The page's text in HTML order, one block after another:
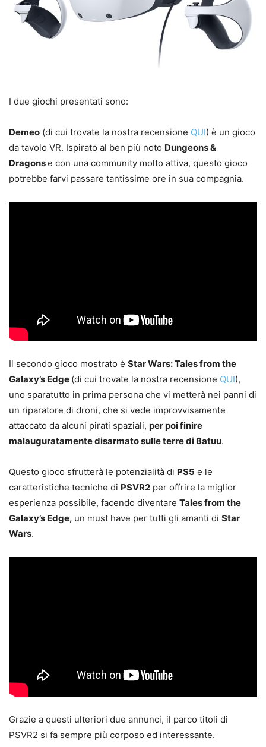
I due giochi presentati sono:
Demeo (di cui trovate la nostra recensione QUI) è un gioco
da tavolo VR. Ispirato al ben più noto Dungeons &
Dragonse con una community molto attiva, questo gioco
potrebbe farvi passare tantissime ore in sua compagnia.
Il secondo gioco mostrato è Star Wars: Tales from the
Galaxy’s Edge (di cui trovate la nostra recensione QUI),
uno sparatutto in prima persona che vi metterà nei panni di
un riparatore di droni, che si vede improvvisamente
attaccato da alcuni pirati spaziali, per poi finire
malauguratamente disarmato sulle terre di Batuu.
Questo gioco sfrutterà le potenzialità di PS5 e le
caratteristiche tecniche di PSVR2 per offrire la miglior
esperienza possibile, facendo diventare Tales from the
Galaxy’s Edge, un must have per tutti gli amanti di Star
Wars.
Grazie a questi ulteriori due annunci, il parco titoli di
PSVR2 si fa sempre più corposo ed interessante.